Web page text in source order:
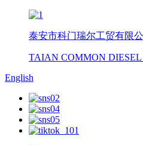
泰安市科门瑞尔工贸有限
TAIAN COMMON
English